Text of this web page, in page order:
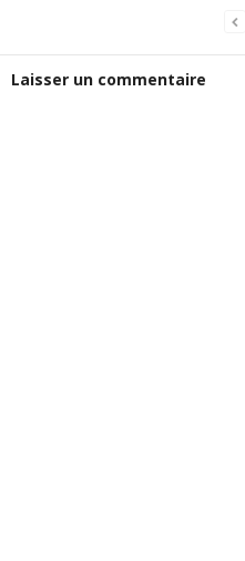
Laisser un commentaire